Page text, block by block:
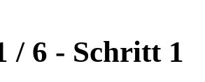
/ 6 - Schritt 1